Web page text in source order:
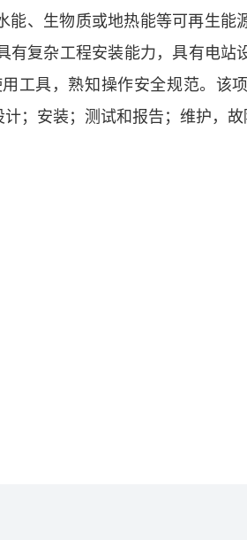
、生物质或地热能等可再生能
复杂工程安装能力，具有电站
工具，熟知操作安全规范。该
；安装；测试和报告；维护，故